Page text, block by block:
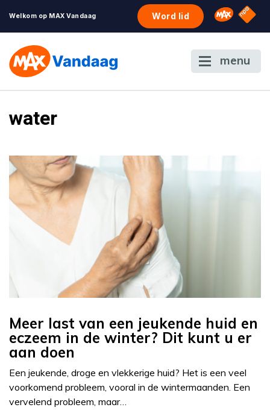
Welkom op MAX Vandaag Word lid Omroep
NPO
menu
water
Meer last van een jeukende huid en
eczeem in de winter? Dit kunt u er
aan doen
Een jeukende, droge en vlekkerige huid? Het is een veel
voorkomend probleem, vooral in de wintermaanden. Een
vervelend probleem, maar…